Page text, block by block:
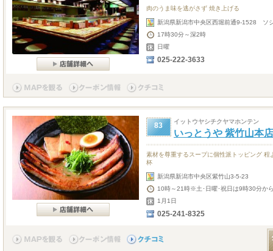
肉のうま味を逃がさず 焼き上げる
新潟県新潟市中央区西堀前通9-1528 ソ
17時30分～深2時
日曜
025-222-3633
83 イットウヤシチクヤマホンテン
いっとうや 紫竹山本店
素材を尊重するスープに個性派トッピング
杯
新潟県新潟市中央区紫竹山3-5-23
10時～21時※土･日曜･祝日は9時30分か
1月1日
025-241-8325